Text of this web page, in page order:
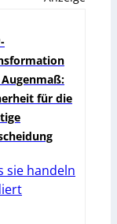
für die
sie handeln